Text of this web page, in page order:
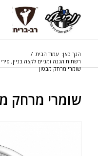
הנך כאן: עמוד הבית /
רשתות הגנה זמניים לקצה בניין,
שומרי מרחק מבטון
שומרי מרחק